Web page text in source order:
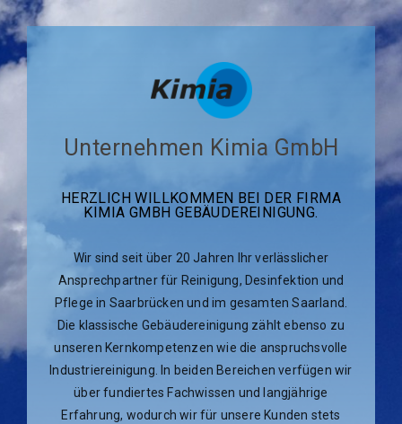
Unternehmen Kimia GmbH
HERZLICH WILLKOMMEN BEI DER FIRMA
KIMIA GMBH GEBÄUDEREINIGUNG.
Wir sind seit über 20 Jahren Ihr verlässlicher
Ansprechpartner für Reinigung, Desinfektion und
Pflege in Saarbrücken und im gesamten Saarland.
Die klassische Gebäudereinigung zählt ebenso zu
unseren Kernkompetenzen wie die anspruchsvolle
Industriereinigung. In beiden Bereichen verfügen wir
über fundiertes Fachwissen und langjährige
Erfahrung, wodurch wir für unsere Kunden stets